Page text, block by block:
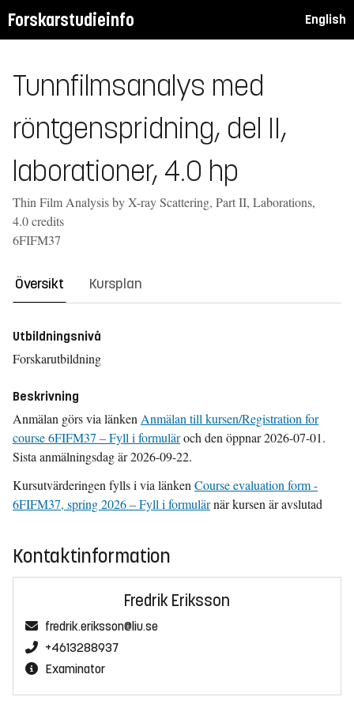
Forskarstudieinfo English
Tunnfilmsanalys med
röntgenspridning, del II,
laborationer, 4.0 hp
Thin Film Analysis by X-ray Scattering, Part II, Laborations,
4.0 credits
6FIFM37
Översikt Kursplan
Utbildningsnivå
Forskarutbildning
Beskrivning
Anmälan görs via länken Anmälan till kursen/Registration for
course 6FIFM37 – Fyll i formuläroch den öppnar 2026-07-01.
Sista anmälningsdag är 2026-09-22.
Kursutvärderingen fylls i via länken Course evaluation form -
6FIFM37, spring 2026 – Fyll i formulärnär kursen är avslutad
Kontaktinformation
Fredrik Eriksson
fredrik.eriksson@liu.se
+4613288937
Examinator